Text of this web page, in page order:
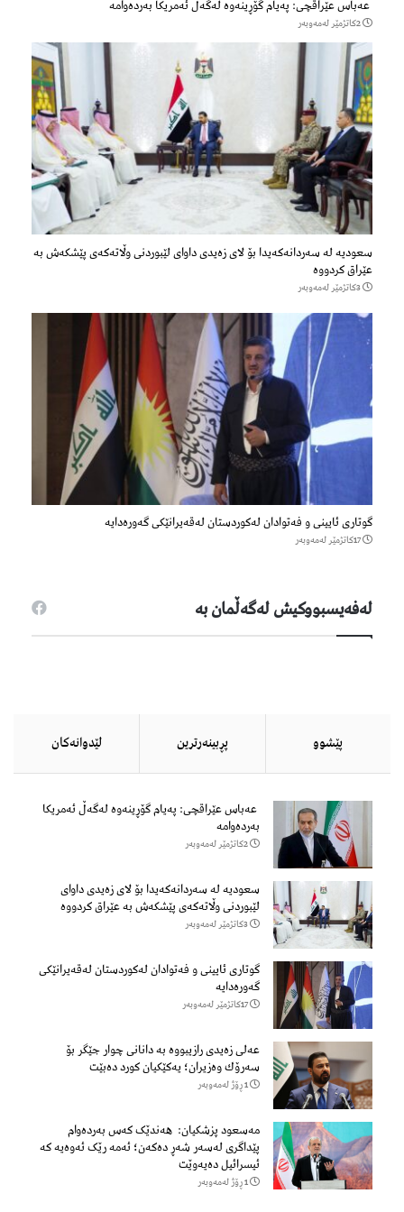
عەباس عێراقچی: پەیام گۆڕینەوە لەگەڵ ئەمریکا بەردەوامە
2كاتژمێر لەمەوبەر
سعودیە لە سەردانەكەیدا بۆ لای زەیدی داوای لێبوردنی وڵاتەكەی پێشكەش بە
عێراق كردووە
3كاتژمێر لەمەوبەر
گوتاری ئایینی و فەتوادان لەکوردستان لەقەیرانێکی گەورەدایە
17كاتژمێر لەمەوبەر
لەفەیسبووكیش لەگەڵمان بە
پێشوو پڕبینەرترین لێدوانەكان
عەباس عێراقچی: پەیام گۆڕینەوە لەگەڵ ئەمریکا
بەردەوامە
2كاتژمێر لەمەوبەر
سعودیە لە سەردانەكەیدا بۆ لای زەیدی داوای
لێبوردنی وڵاتەكەی پێشكەش بە عێراق كردووە
3كاتژمێر لەمەوبەر
گوتاری ئایینی و فەتوادان لەکوردستان لەقەیرانێکی
گەورەدایە
17كاتژمێر لەمەوبەر
عەلی زەیدی رازیبووە بە دانانی چوار جێگر بۆ
سەرۆك وەزیران؛ یەكێكیان كورد دەبێت
1 ڕۆژ لەمەوبەر
مەسعود پزشكیان: هەندێک کەس بەردەوام
پێداگری لەسەر شەڕ دەكەن؛ ئەمە رێک ئەوەیە کە
ئیسرائیل دەیەوێت
1 ڕۆژ لەمەوبەر